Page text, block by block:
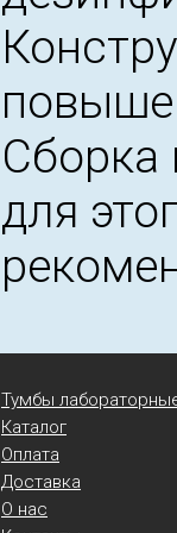
Сборка
для
Тумбы
Каталог
Оплата
Доставка
О нас